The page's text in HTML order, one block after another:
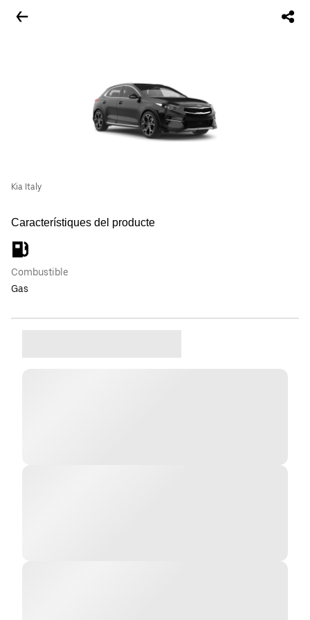
Kia Italy
Característiques del producte
Combustible
Gas